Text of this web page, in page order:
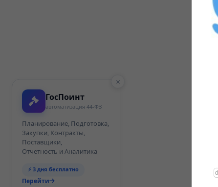
×
ГосПоинт
автоматизация 44-ФЗ
Планирование, Подготовка,
Закупки, Контракты,
Поставщики,
Отчетность и Аналитика
⚡ 3 дня бесплатно
Перейти